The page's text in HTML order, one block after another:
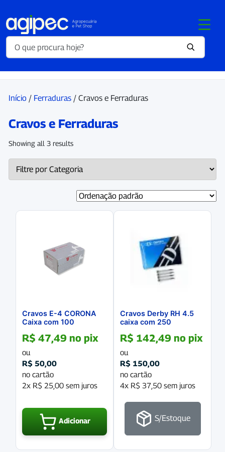
Início / Ferraduras / Cravos e Ferraduras
Cravos e Ferraduras
Showing all 3 results
Cravos E-4 CORONA
Caixa com 100
R$ 47,49 no pix
ou
R$ 50,00
no cartão
2x R$ 25,00 sem juros
Adicionar
Cravos Derby RH 4.5
caixa com 250
R$ 142,49 no pix
ou
R$ 150,00
no cartão
4x R$ 37,50 sem juros
S/Estoque